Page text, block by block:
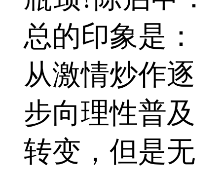
总的印象是：
从激情炒作逐
步向理性普及
转变，但是无